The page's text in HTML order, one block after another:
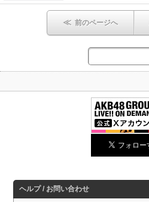
≪ 前のページへ
ヘルプ / お問い合わせ